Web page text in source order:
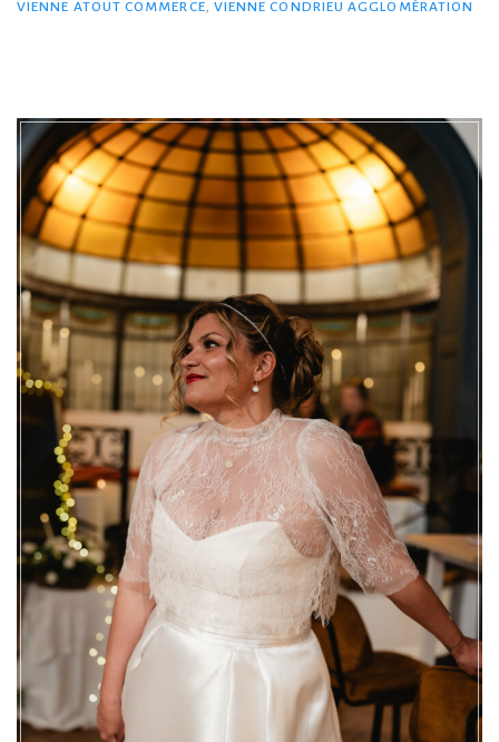
VIENNE ATOUT COMMERCE, VIENNE CONDRIEU AGGLOMÉRATION